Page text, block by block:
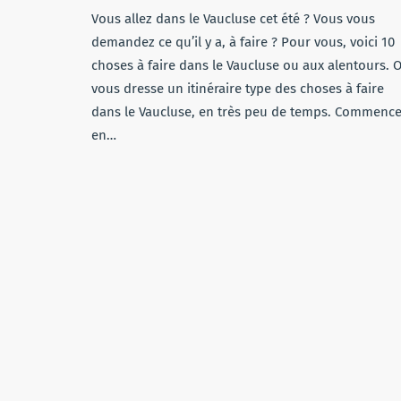
Vous allez dans le Vaucluse cet été ? Vous vous
demandez ce qu’il y a, à faire ? Pour vous, voici 10
choses à faire dans le Vaucluse ou aux alentours.
vous dresse un itinéraire type des choses à faire
dans le Vaucluse, en très peu de temps.
en…